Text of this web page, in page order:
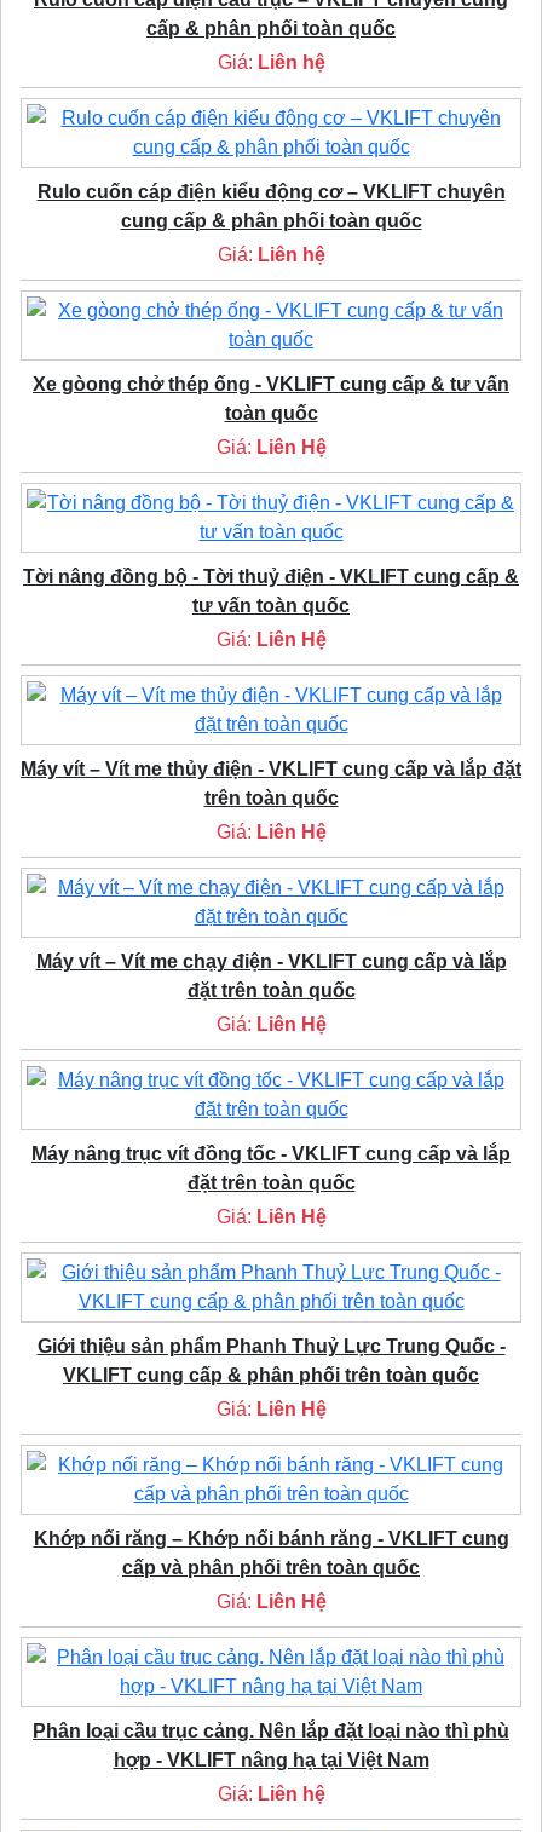
cấp & phân phối toàn quốc
Giá: Liên hệ
Rulo cuốn cáp điện kiểu động cơ – VKLIFT chuyên
cung cấp & phân phối toàn quốc
Giá: Liên hệ
Xe gòong chở thép ống - VKLIFT cung cấp & tư vấn
toàn quốc
Giá: Liên Hệ
Tời nâng đồng bộ - Tời thuỷ điện - VKLIFT cung cấp &
tư vấn toàn quốc
Giá: Liên Hệ
Máy vít – Vít me thủy điện - VKLIFT cung cấp và lắp đặt
trên toàn quốc
Giá: Liên Hệ
Máy vít – Vít me chạy điện - VKLIFT cung cấp và lắp
đặt trên toàn quốc
Giá: Liên Hệ
Máy nâng trục vít đồng tốc - VKLIFT cung cấp và lắp
đặt trên toàn quốc
Giá: Liên Hệ
Giới thiệu sản phẩm Phanh Thuỷ Lực Trung Quốc -
VKLIFT cung cấp & phân phối trên toàn quốc
Giá: Liên Hệ
Khớp nối răng – Khớp nối bánh răng - VKLIFT cung
cấp và phân phối trên toàn quốc
Giá: Liên Hệ
Phân loại cầu trục cảng. Nên lắp đặt loại nào thì phù
hợp - VKLIFT nâng hạ tại Việt Nam
Giá: Liên hệ